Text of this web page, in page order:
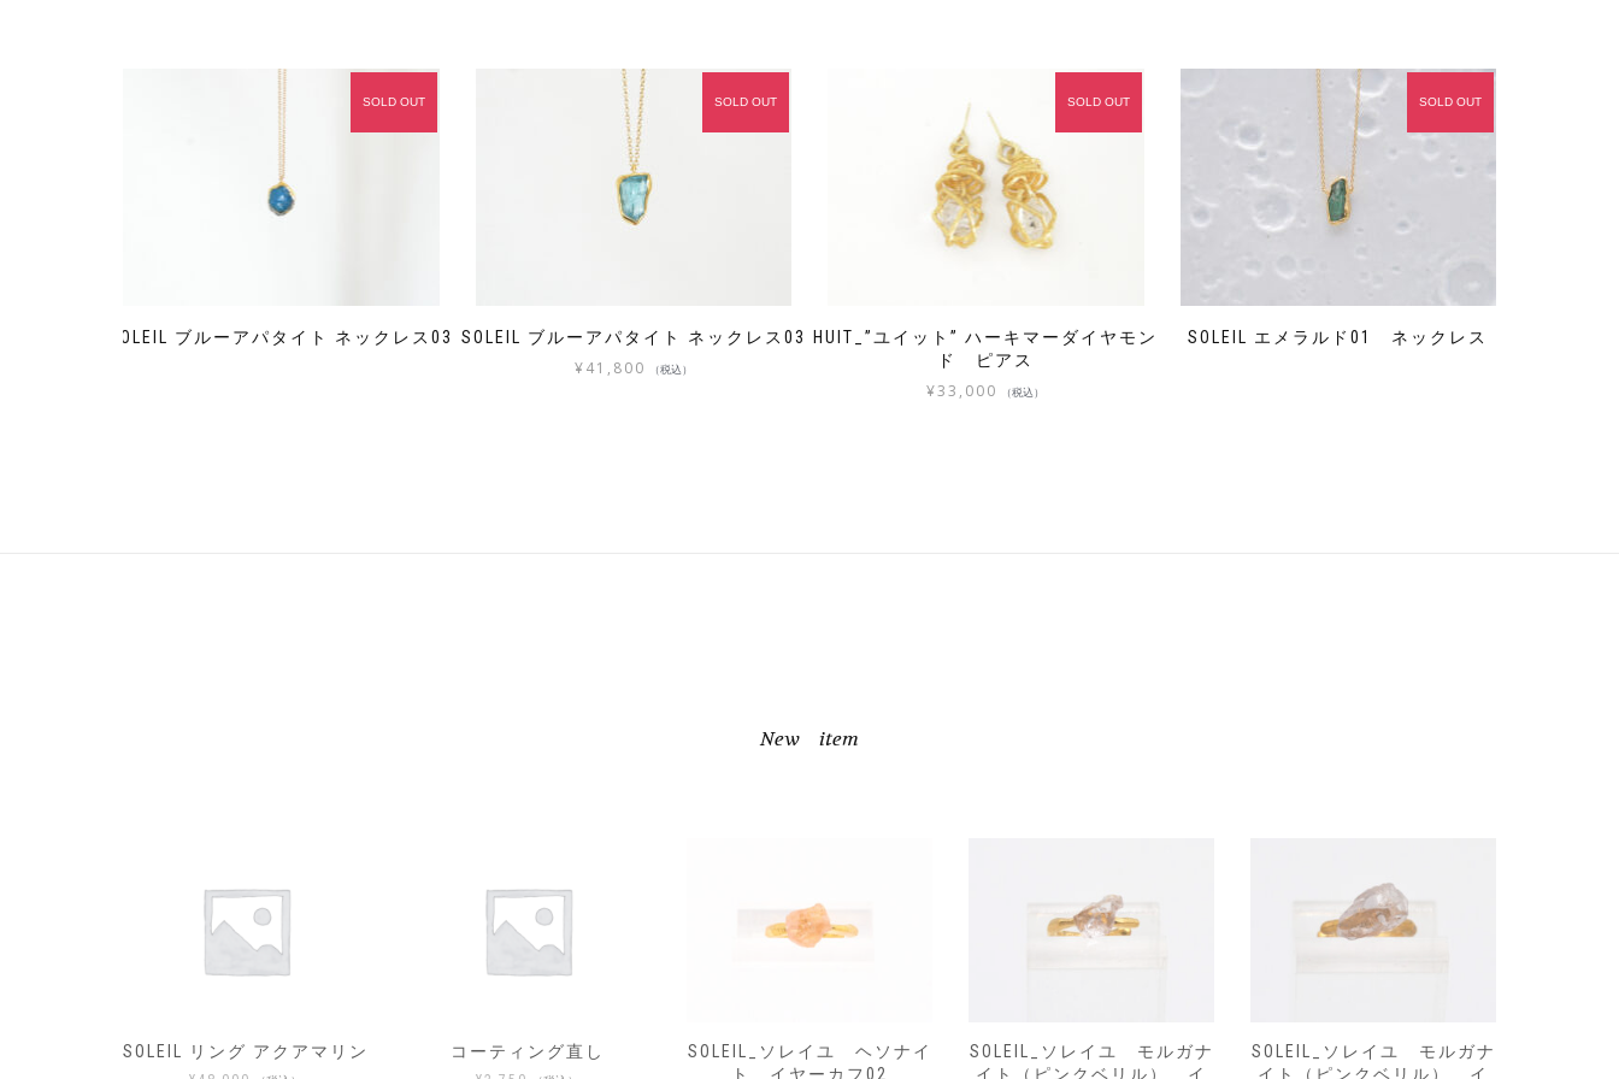
SOLEIL ブルーアパタイト ネックレス03
SOLD OUT
SOLEIL ブルーアパタイト ネックレス03
¥41,800 （税込）
SOLD OUT
HUIT_”ユイット” ハーキマーダイヤモン
ド ピアス
¥33,000 （税込）
SOLD OUT
SOLEIL エメラルド01 ネックレス
SOLD OUT
New item
コーティング直し
SOLEIL_ソレイユ ヘソナイ
ト イヤーカフ02
SOLEIL_ソレイユ モルガナ
イト（ピンクベリル） イ
SOLEIL_ソレイユ モルガナ
イト（ピンクベリル） イ
LIBRE_リーブル スクエア
リング